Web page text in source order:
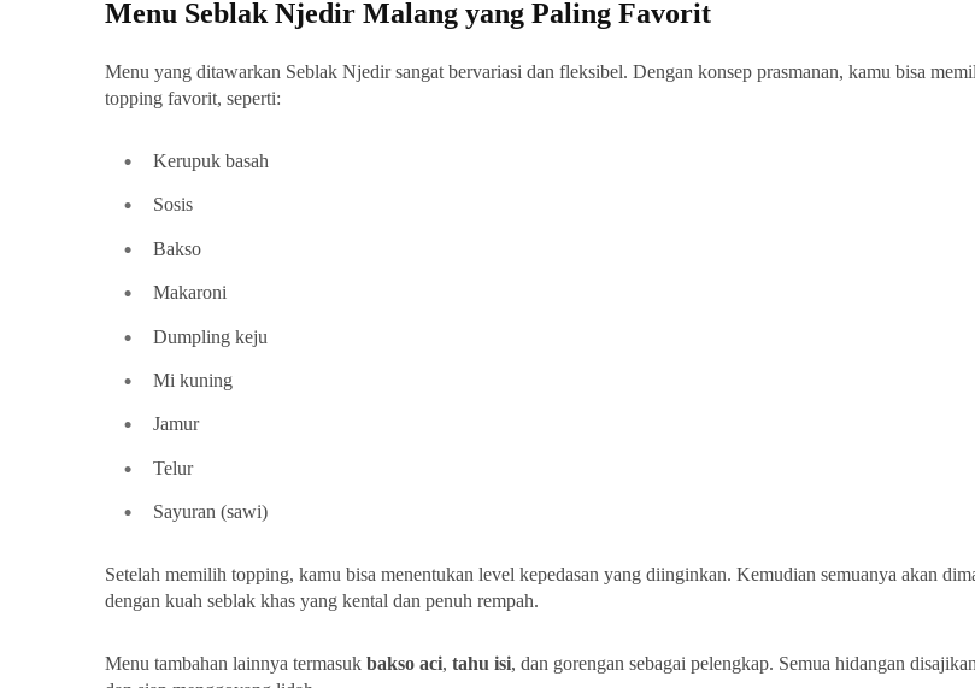
Menu Seblak Njedir Malang yang Paling Favorit
Menu yang ditawarkan Seblak Njedir sangat bervariasi dan fleksibel. Dengan konsep prasmanan, kamu bisa
topping favorit, seperti:
Kerupuk basah
Sosis
Bakso
Makaroni
Dumpling keju
Mi kuning
Jamur
Telur
Sayuran (sawi)
Setelah memilih topping, kamu bisa menentukan level kepedasan yang diinginkan. Kemudian semuanya akan
dengan kuah seblak khas yang kental dan penuh rempah.
Menu tambahan lainnya termasuk bakso aci, tahu isi, dan gorengan sebagai pelengkap. Semua hidangan